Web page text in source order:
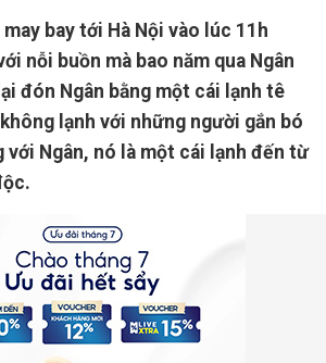
bay tới Hà Nội vào lúc 11h
nỗi buồn mà bao năm qua Ngân
đón Ngân bằng một cái lạnh tê
lạnh với những người gắn bó
với Ngân, nó là một cái lạnh đến từ